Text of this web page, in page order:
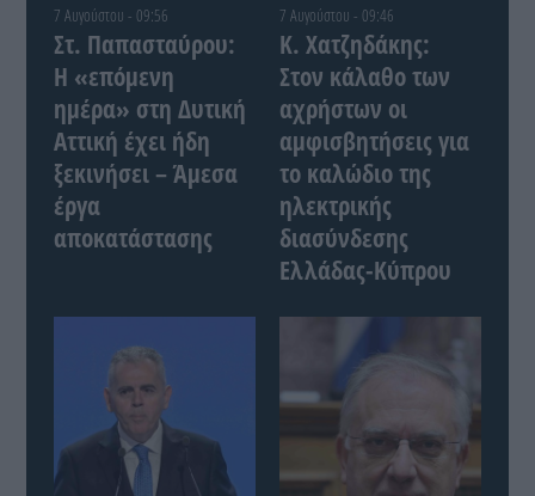
7 Αυγούστου - 09:56
Στ. Παπασταύρου:
Η «επόμενη
ημέρα» στη Δυτική
Αττική έχει ήδη
ξεκινήσει – Άμεσα
έργα
αποκατάστασης
7 Αυγούστου - 09:46
Κ. Χατζηδάκης:
Στον κάλαθο των
αχρήστων οι
αμφισβητήσεις για
το καλώδιο της
ηλεκτρικής
διασύνδεσης
Ελλάδας-Κύπρου